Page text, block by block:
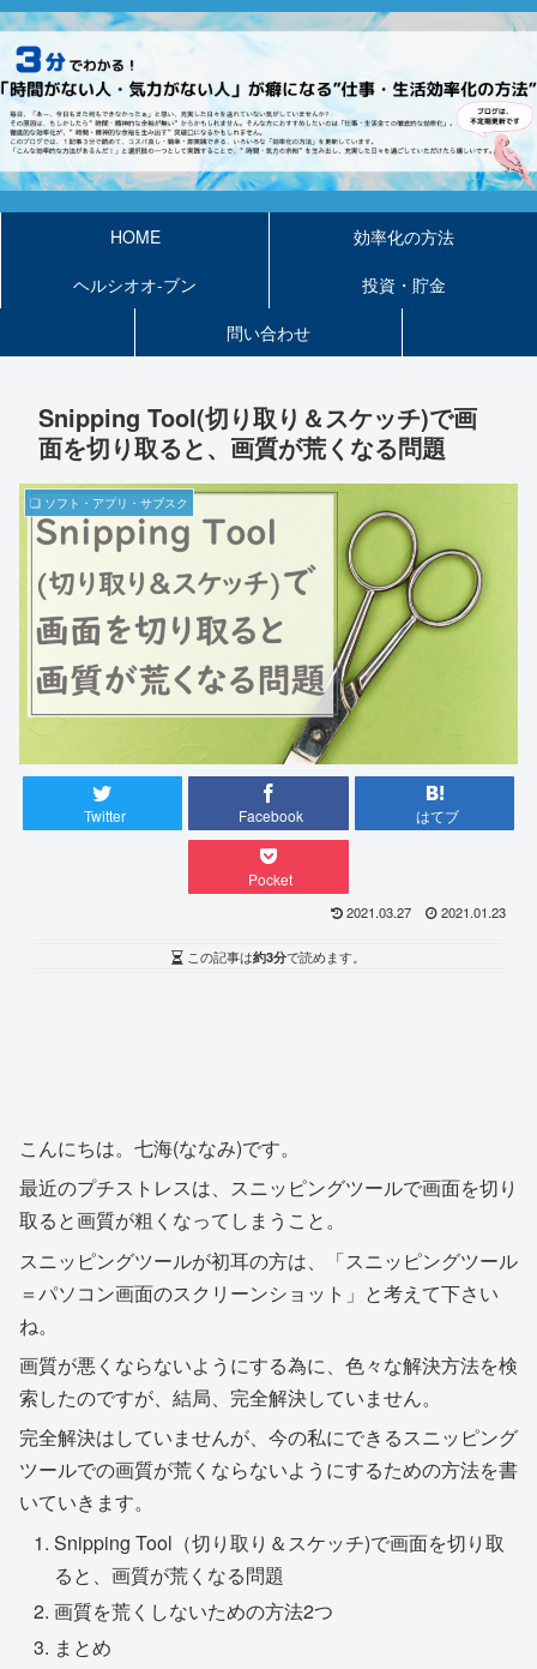
HOME
効率化の方法
ヘルシオオ-ブン
投資・貯金
問い合わせ
Snipping Tool(切り取り＆スケッチ)で画
面を切り取ると、画質が荒くなる問題
❏ ソフト・アプリ・サブスク
Twitter Facebook はてブ
Pocket
2021.03.27 2021.01.23
この記事は約3分で読めます。
こんにちは。七海(ななみ)です。
最近のプチストレスは、スニッピングツールで画面を切り
取ると画質が粗くなってしまうこと。
スニッピングツールが初耳の方は、「スニッピングツール
＝パソコン画面のスクリーンショット」と考えて下さい
ね。
画質が悪くならないようにする為に、色々な解決方法を検
索したのですが、結局、完全解決していません。
完全解決はしていませんが、今の私にできるスニッピング
ツールでの画質が荒くならないようにするための方法を書
いていきます。
Snipping Tool（切り取り＆スケッチ)で画面を切り取
ると、画質が荒くなる問題
画質を荒くしないための方法2つ
まとめ